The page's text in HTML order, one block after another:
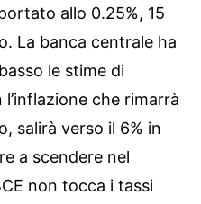
allo 0.25%, 15
La banca centrale ha
le stime di
che rimarrà
salirà verso il 6% in
a scendere nel
non tocca i tassi